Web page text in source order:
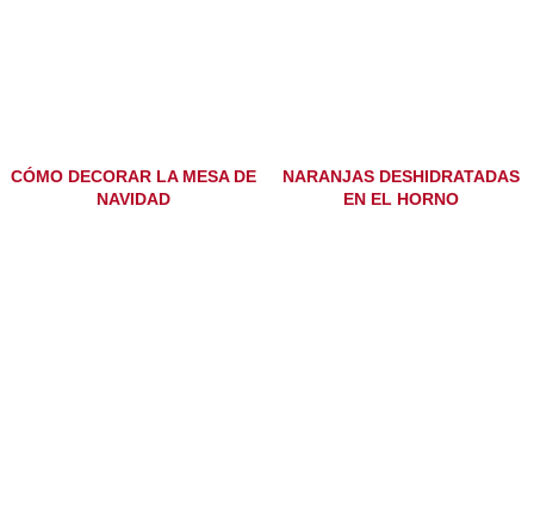
CÓMO DECORAR LA MESA DE
NAVIDAD
NARANJAS DESHIDRATADAS
EN EL HORNO